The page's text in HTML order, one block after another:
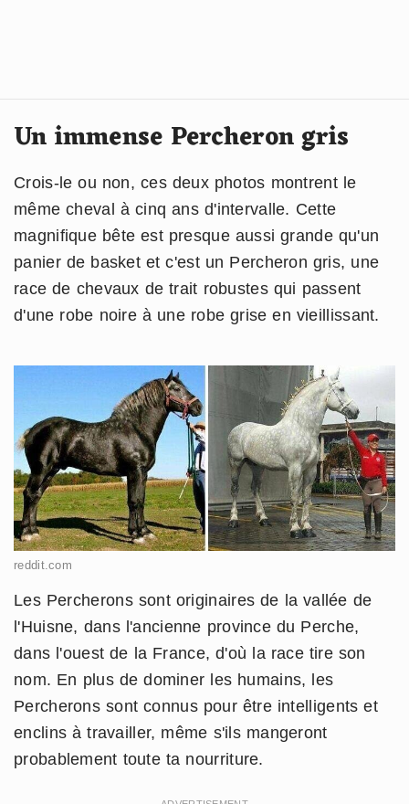
Un immense Percheron gris
Crois-le ou non, ces deux photos montrent le
même cheval à cinq ans d'intervalle. Cette
magnifique bête est presque aussi grande qu'un
panier de basket et c'est un Percheron gris, une
race de chevaux de trait robustes qui passent
d'une robe noire à une robe grise en vieillissant.
reddit.com
Les Percherons sont originaires de la vallée de
l'Huisne, dans l'ancienne province du Perche,
dans l'ouest de la France, d'où la race tire son
nom. En plus de dominer les humains, les
Percherons sont connus pour être intelligents et
enclins à travailler, même s'ils mangeront
probablement toute ta nourriture.